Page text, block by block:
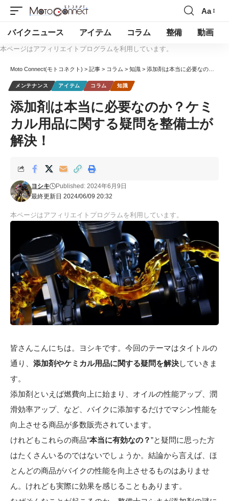
Aa
バイクニュース アイテム コラム 整備 動画
本ページはアフィリエイトプログラムを利用しています。
Moto Connect(モトコネクト) > 記事 > コラム > 知識 > 添加剤は本当に必要なのか？ケミカル用品に関する疑問を整備士が解決！
メンテナンス アイテム コラム 知識
添加剤は本当に必要なのか？ケミ
カル用品に関する疑問を整備士が
解決！
最終更新日 2024/06/09 20:32
ヨシキ Published: 2024年6月9日
本ページはアフィリエイトプログラムを利用しています。
皆さんこんにちは。ヨシキです。今回のテーマはタイトルの
通り、 添加剤やケミカル用品に関する疑問を解決していきま
す。
添加剤といえば燃費向上に始まり、オイルの性能アップ、潤
滑効率アップ、など、バイクに添加するだけでマシン性能を
向上させる商品が多数販売されています。
けれどもこれらの商品“本当に有効なの？”と疑問に思った方
はたくさんいるのではないでしょうか。結論から言えば、ほ
とんどの商品がバイクの性能を向上させるものはありませ
ん。けれども実際に効果を感じることもあります。